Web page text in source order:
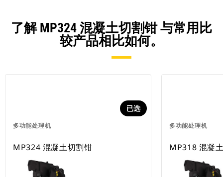
了解 MP324 混凝土切割钳 与常用比
较产品相比如何。
多功能处理机
已选
MP324 混凝土切割钳
多功能处理机
MP318 混凝